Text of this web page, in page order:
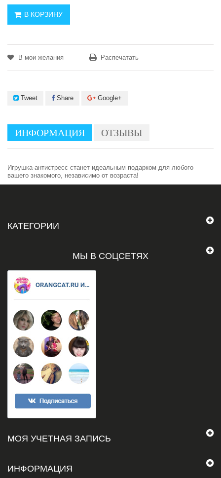
В КОРЗИНУ
В мои желания Распечатать
Tweet Share Google+
ИНФОРМАЦИЯ ОТЗЫВЫ
Игрушка-антистресс станет идеальным подарком для любого
вашего знакомого, независимо от возраста!
КАТЕГОРИИ
МЫ В СОЦСЕТЯХ
МОЯ УЧЕТНАЯ ЗАПИСЬ
ИНФОРМАЦИЯ